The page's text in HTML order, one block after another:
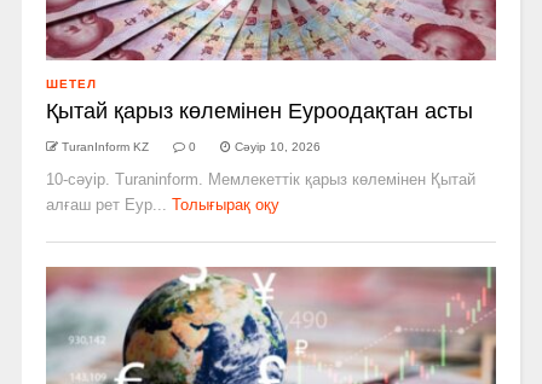
ШЕТЕЛ
Қытай қарыз көлемінен Еуроодақтан асты
TuranInform KZ 0 Сәуір 10, 2026
10-сәуір. Turaninform. Мемлекеттік қарыз көлемінен Қытай
алғаш рет Еур...
Толығырақ оқу